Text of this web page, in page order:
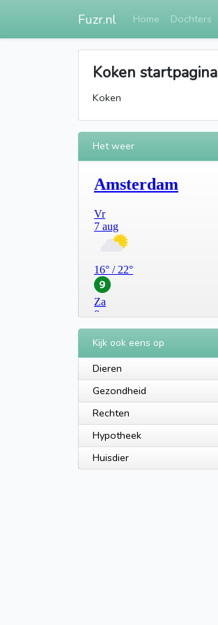
Fuzr.nl Home Dochters
Koken startpagina
Koken
Het weer
Kijk ook eens op
Dieren
Gezondheid
Rechten
Hypotheek
Huisdier